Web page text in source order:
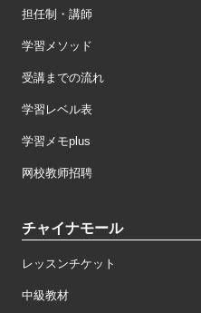
担任制・講師
学習メソッド
受講までの流れ
学習レベル表
学習メモplus
网校教师招聘
チャイナモール
レッスンチケット
中級教材